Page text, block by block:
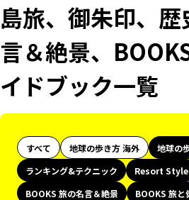
島旅、御朱印、
言＆絶景、
イドブック一覧
すべて 地球の歩き方 海外 地球の
ランキング&テクニック
Resort Style
BOOKS 旅の名言＆絶景
BOOKS 旅と